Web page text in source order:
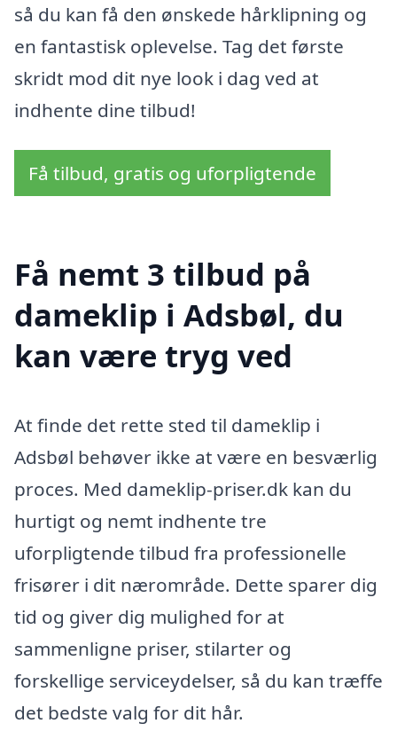
så du kan få den ønskede hårklipning og
en fantastisk oplevelse. Tag det første
skridt mod dit nye look i dag ved at
indhente dine tilbud!
Få tilbud, gratis og uforpligtende
Få nemt 3 tilbud på
dameklip i Adsbøl, du
kan være tryg ved
At finde det rette sted til dameklip i
Adsbøl behøver ikke at være en besværlig
proces. Med dameklip-priser.dk kan du
hurtigt og nemt indhente tre
uforpligtende tilbud fra professionelle
frisører i dit nærområde. Dette sparer dig
tid og giver dig mulighed for at
sammenligne priser, stilarter og
forskellige serviceydelser, så du kan træffe
det bedste valg for dit hår.